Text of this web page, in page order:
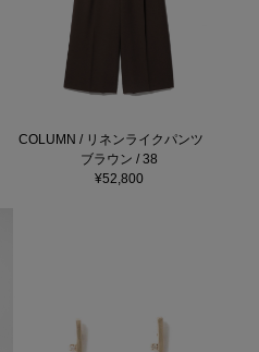
COLUMN / リネンライクパンツ
ブラウン / 38
¥52,800